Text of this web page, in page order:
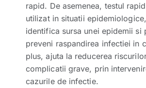
rapid. De asemenea, testul
utilizat in situatii
identifica sursa unei epidemii si
preveni raspandirea infectiei in
plus, ajuta la reducerea
complicatii grave, prin
cazurile de infectie.